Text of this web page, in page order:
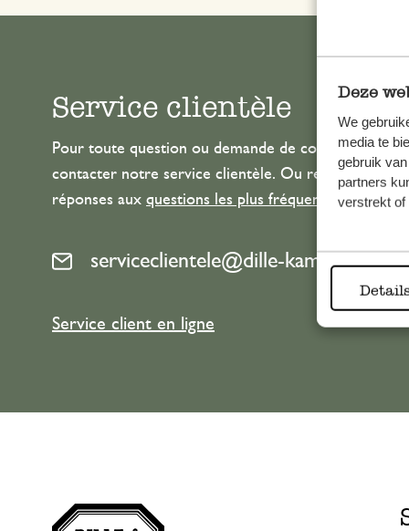
Deze
We
media te
gebruik
partners
verstrekt of
Service clientèle
Pour toute question ou demande de conseil ou
contacter notre service clientèle. Ou retrouvez ici
réponses aux questions les plus fréquemment
serviceclientele@dille-kamille.com
Service client en ligne